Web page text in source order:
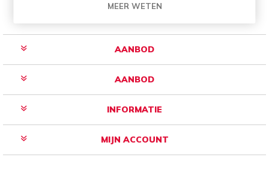
AANBOD
AANBOD
INFORMATIE
MIJN ACCOUNT
MEER WETEN